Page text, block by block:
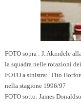
FOTO sopra : J. Akindele
la squadra nelle rotazioni
FOTO a sinistra: Tito
nella stagione 1996/97
FOTO sotto: James